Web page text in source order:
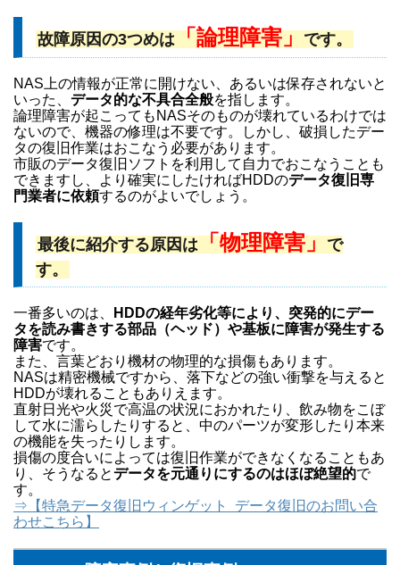
故障原因の3つめは「論理障害」です。
NAS上の情報が正常に開けない、あるいは保存されないと
いった、 データ的な不具合全般を指します。
論理障害が起こってもNASそのものが壊れているわけでは
ないので、機器の修理は不要です。しかし、破損したデー
タの復旧作業はおこなう必要があります。
市販のデータ復旧ソフトを利用して自力でおこなうことも
できますし、より確実にしたければHDDのデータ復旧専
門業者に依頼するのがよいでしょう。
最後に紹介する原因は「物理障害」で
す。
一番多いのは、
HDDの経年劣化等により、突発的にデー
タを読み書きする部品（ヘッド）や基板に障害が発生する
障害です。
また、言葉どおり機材の物理的な損傷もあります。
NASは精密機械ですから、落下などの強い衝撃を与えると
HDDが壊れることもありえます。
直射日光や火災で高温の状況におかれたり、飲み物をこぼ
して水に濡らしたりすると、中のパーツが変形したり本来
の機能を失ったりします。
損傷の度合いによっては復旧作業ができなくなることもあ
り、そうなるとデータを元通りにするのはほぼ絶望的で
す。
⇒【特急データ復旧ウィンゲット データ復旧のお問い合
わせこちら】